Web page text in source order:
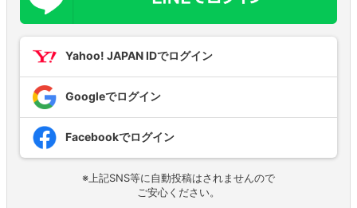
Yahoo! JAPAN IDでログイン
Googleでログイン
Facebookでログイン
※上記SNS等に自動投稿はされませんので
ご安心ください。